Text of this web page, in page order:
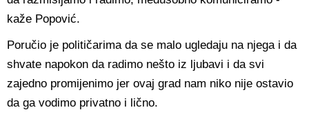
kaže Popović.
Poručio je političarima da se malo ugledaju na njega i da
shvate napokon da radimo nešto iz ljubavi i da svi
zajedno promijenimo jer ovaj grad nam niko nije ostavio
da ga vodimo privatno i lično.